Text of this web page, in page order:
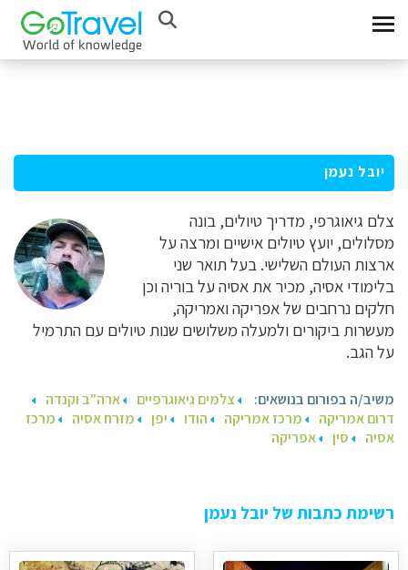
יובל נעמן
צלם גיאוגרפי, מדריך טיולים, בונה
מסלולים, יועץ טיולים אישיים ומרצה על
ארצות העולם השלישי. בעל תואר שני
בלימודי אסיה, מכיר את אסיה על בוריה וכן
חלקים נרחבים של אפריקה ואמריקה,
מעשרות ביקורים ולמעלה משלושים שנות טיולים עם התרמיל
על הגב.
משיב/ה בפורום בנושאים: צלמים גיאוגרפיים
ארה"ב וקנדה
דרום אמריקה
מרכז אמריקה הודו יפן מזרח אסיה
מרכז
אסיה
סין אפריקה
רשימת כתבות של יובל נעמן